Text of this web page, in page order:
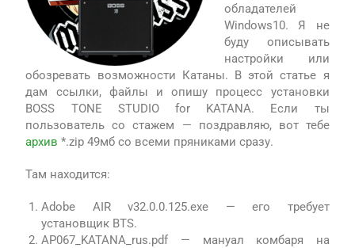
обладателей
Windows10. Я не
буду описывать
настройки или
обозревать возможности Катаны. В этой статье я
дам ссылки, файлы и опишу процесс установки
BOSS TONE STUDIO for KATANA. Если ты
пользователь со стажем — поздравляю, вот тебе
архив *.zip 49мб со всеми пряниками сразу.
Там находится:
Adobe AIR v32.0.0.125.exe — его требует
установщик BTS.
AP067_KATANA_rus.pdf — мануал комбаря на